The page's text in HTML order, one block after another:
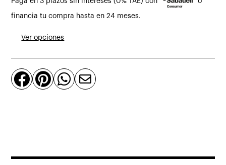
de
teca
ratán
cantidad
financia tu compra hasta en 24 meses.
Ver opciones
   